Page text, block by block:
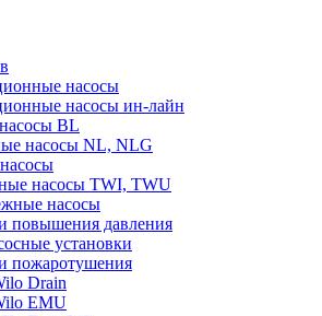
насосы
насосы ин-лайн
BL
насосы NL, NLG
насосы TWI, TWU
насосы
повышения давления
установки
пожаротушения
Drain
EMU